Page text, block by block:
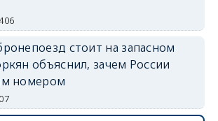
стоит на запасном
объяснил, зачем России
номером